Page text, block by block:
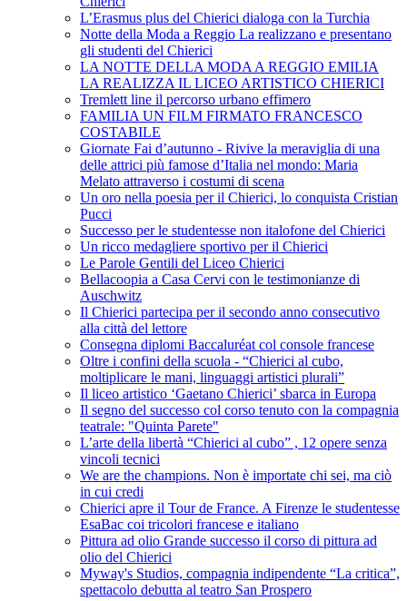
L’Erasmus plus del Chierici dialoga con la Turchia
Notte della Moda a Reggio La realizzano e presentano
gli studenti del Chierici
LA NOTTE DELLA MODA A REGGIO EMILIA
LA REALIZZA IL LICEO ARTISTICO CHIERICI
Tremlett line il percorso urbano effimero
FAMILIA UN FILM FIRMATO FRANCESCO
COSTABILE
Giornate Fai d’autunno - Rivive la meraviglia di una
delle attrici più famose d’Italia nel mondo: Maria
Melato attraverso i costumi di scena
Un oro nella poesia per il Chierici, lo conquista Cristian
Pucci
Successo per le studentesse non italofone del Chierici
Un ricco medagliere sportivo per il Chierici
Le Parole Gentili del Liceo Chierici
Bellacoopia a Casa Cervi con le testimonianze di
Auschwitz
Il Chierici partecipa per il secondo anno consecutivo
alla città del lettore
Consegna diplomi Baccaluréat col console francese
Oltre i confini della scuola - “Chierici al cubo,
moltiplicare le mani, linguaggi artistici plurali”
Il liceo artistico ‘Gaetano Chierici’ sbarca in Europa
Il segno del successo col corso tenuto con la compagnia
teatrale: "Quinta Parete"
L’arte della libertà “Chierici al cubo” , 12 opere senza
vincoli tecnici
We are the champions. Non è importate chi sei, ma ciò
in cui credi
Chierici apre il Tour de France. A Firenze le studentesse
EsaBac coi tricolori francese e italiano
Pittura ad olio Grande successo il corso di pittura ad
olio del Chierici
Myway's Studios, compagnia indipendente “La critica”,
spettacolo debutta al teatro San Prospero